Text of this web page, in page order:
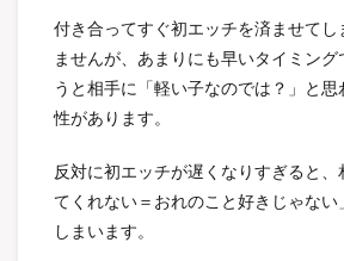
付き合ってすぐ初エッチを済ませてし
ませんが、あまりにも早いタイミング
うと相手に「軽い子なのでは？」と
性があります。
反対に初エッチが遅くなりすぎると、
てくれない＝おれのこと好きじゃない
しまいます。